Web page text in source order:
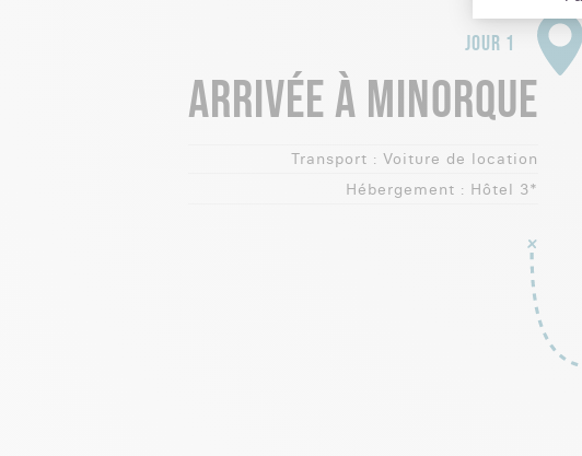
JOUR 1
ARRIVÉE À MINORQUE
Transport : Voiture de location
Hébergement : Hôtel 3*